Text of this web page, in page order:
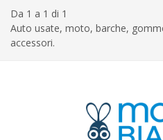
Da 1 a 1 di 1
Auto usate, moto, barche,
accessori.